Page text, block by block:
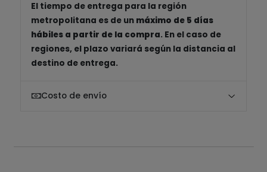
El tiempo de entrega para la región
metropolitana es de un máximo de 5 días
hábiles a partir de la compra. En el caso de
regiones, el plazo variará según la distancia al
destino de entrega.
Costo de envío